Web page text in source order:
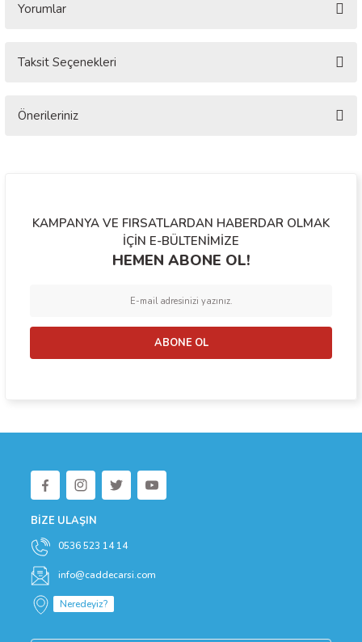
Yorumlar
Bu ürüne ilk yorumu siz yapın!
Taksit Seçenekleri
Önerileriniz
Ürün resmi kalitesiz, bozuk veya görüntülenemiyor.
Ürün açıklamasında eksik bilgiler bulunuyor.
Ürün fiyatı diğer sitelerden daha pahalı.
Bu ürüne benzer farklı alternatifler olmalı.
KAMPANYA VE FIRSATLARDAN HABERDAR OLMAK
İÇİN E-BÜLTENİMİZE
HEMEN ABONE OL!
ABONE OL
BİZE ULAŞIN
0536 523 14 14
info@caddecarsi.com
Neredeyiz?